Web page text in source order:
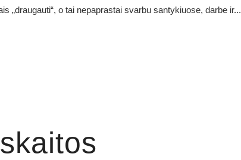
„draugauti“, o tai nepaprastai svarbu santykiuose, darbe ir...